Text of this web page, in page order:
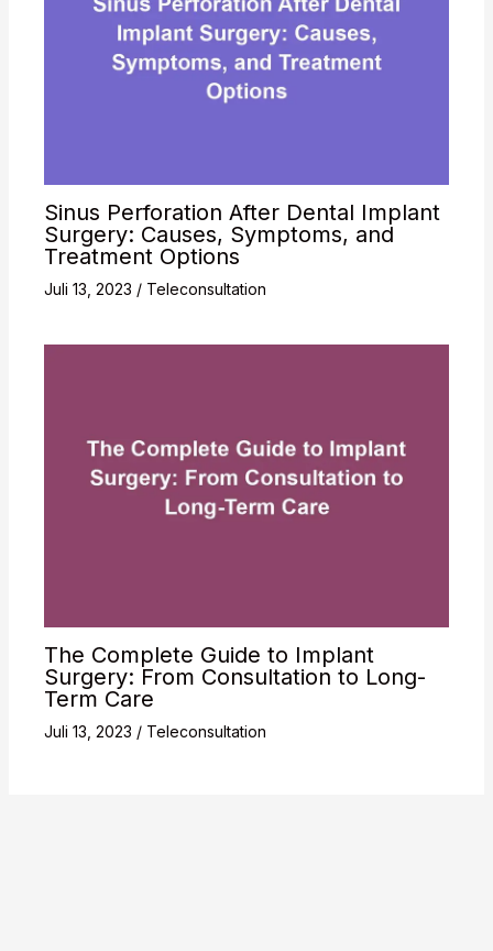
Sinus Perforation After Dental Implant
Surgery: Causes, Symptoms, and
Treatment Options
Juli 13, 2023 / Teleconsultation
The Complete Guide to Implant
Surgery: From Consultation to Long-
Term Care
Juli 13, 2023 / Teleconsultation